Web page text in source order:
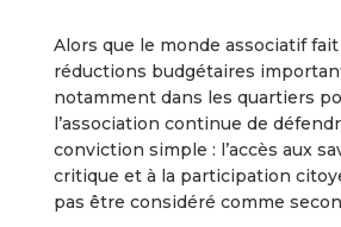
Alors que le monde associatif fait
réductions budgétaires
notamment dans les quartiers
l’association continue de
conviction simple : l’accès aux
critique et à la participation
pas être considéré comme